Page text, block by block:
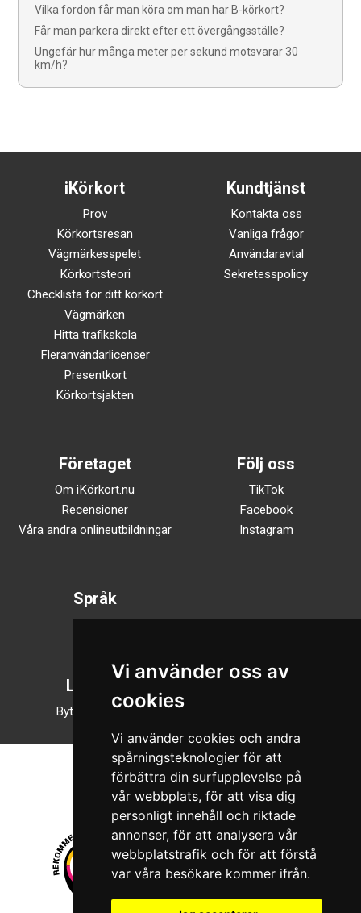
Vi använder oss av
cookies
Vi använder cookies och andra
spårningsteknologier för att
förbättra din surfupplevelse på
vår webbplats, för att visa dig
personligt innehåll och riktade
annonser, för att analysera vår
webbplatstrafik och för att förstå
var våra besökare kommer ifrån.
Vilka fordon får man köra om man har B-körkort?
Får man parkera direkt efter ett övergångsställe?
Ungefär hur många meter per sekund motsvarar 30
km/h?
iKörkort
Prov
Körkortsresan
Vägmärkesspelet
Körkortsteori
Checklista för ditt körkort
Vägmärken
Hitta trafikskola
Fleranvändarlicenser
Presentkort
Körkortsjakten
Kundtjänst
Kontakta oss
Vanliga frågor
Användaravtal
Sekretesspolicy
Företaget
Om iKörkort.nu
Recensioner
Våra andra onlineutbildningar
Följ oss
TikTok
Facebook
Instagram
Språk
Läsläge
Byt till nattläge